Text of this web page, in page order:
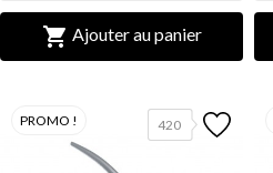
 Ajouter au panier
420
PROMO !